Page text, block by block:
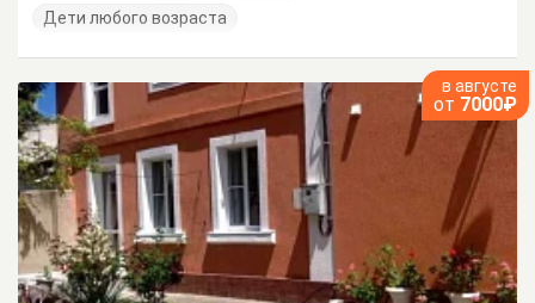
Дети любого возраста
в августе
от 7000₽